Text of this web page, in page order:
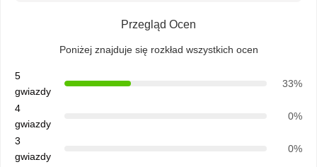
Przegląd Ocen
Poniżej znajduje się rozkład wszystkich ocen
5
gwiazdy
33%
4
gwiazdy
0%
3
gwiazdy
0%